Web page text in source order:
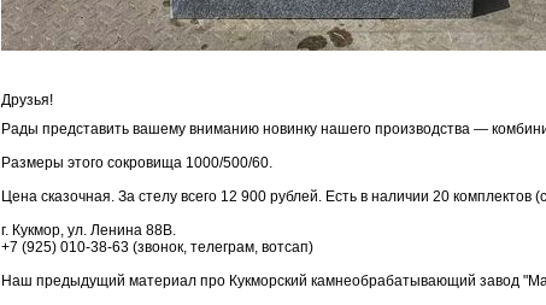
Друзья!
Рады представить вашему вниманию новинку нашего производства —
Размеры этого сокровища 1000/500/60.
Цена сказочная. За стелу всего 12 900 рублей. Есть в наличии 20
г. Кукмор, ул. Ленина 88В.
+7 (925) 010-38-63 (звонок, телеграм, вотсап)
Наш предыдущий материал про Кукморский камнеобрабатывающий завод